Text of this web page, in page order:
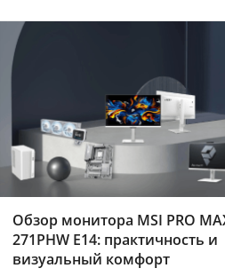
Обзор монитора MSI PRO
271PHW E14: практичность и
визуальный комфорт